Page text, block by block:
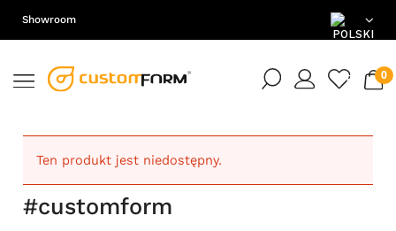
EN
PL
Showroom
Ten produkt jest niedostępny.
#customform